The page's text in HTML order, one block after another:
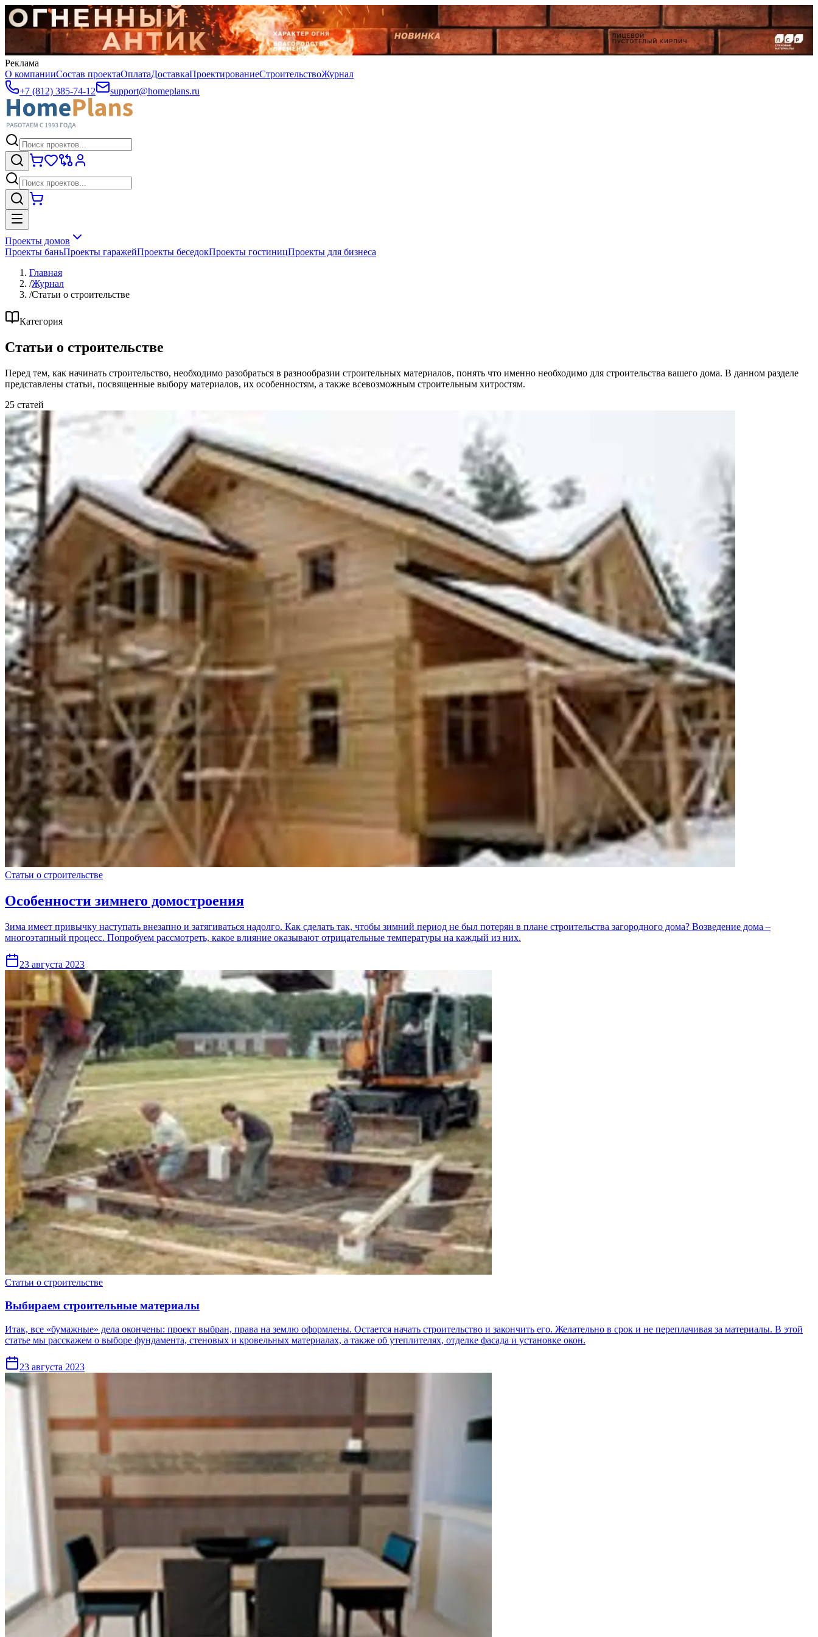
Реклама
О компанииСостав проектаОплатаДоставкаПроектированиеСтроительствоЖурнал
+7 (812) 385-74-12
support@homeplans.ru
Проекты домов
Проекты баньПроекты гаражейПроекты беседокПроекты гостиницПроекты для бизнеса
Главная
/Журнал
/Статьи о строительстве
Категория
Статьи о строительстве
Перед тем, как начинать строительство, необходимо разобраться в разнообразии строительных материалов, понять что именно необходимо для строительства вашего дома. В данном разделе
представлены статьи, посвященные выбору материалов, их особенностям, а также всевозможным строительным хитростям.
25 статей
Статьи о строительстве
Особенности зимнего домостроения
Зима имеет привычку наступать внезапно и затягиваться надолго. Как сделать так, чтобы зимний период не был потерян в плане строительства загородного дома? Возведение дома –
многоэтапный процесс. Попробуем рассмотреть, какое влияние оказывают отрицательные температуры на каждый из них.
23 августа 2023
Статьи о строительстве
Выбираем строительные материалы
Итак, все «бумажные» дела окончены: проект выбран, права на землю оформлены. Остается начать строительство и закончить его. Желательно в срок и не переплачивая за материалы. В этой
статье мы расскажем о выборе фундамента, стеновых и кровельных материалах, а также об утеплителях, отделке фасада и установке окон.
23 августа 2023